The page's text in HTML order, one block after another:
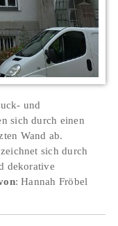
und
sich durch einen
Wand ab.
sich durch
dekorative
: Hannah Fröbel